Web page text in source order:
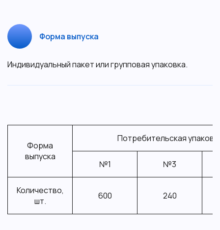
Форма выпуска
Индивидуальный пакет или групповая упаковка.
Форма
выпуска
Потребительская
№1 №3
Количество,
шт.
600 240